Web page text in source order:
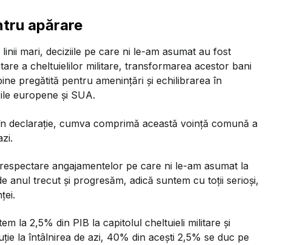
apărare
linii mari, deciziile pe care ni le-am asumat au fost
a cheltuielilor militare, transformarea acestor bani
pregătită pentru amenințări și echilibrarea în
europene și SUA.
declarație, cumva comprimă această voință comună a
angajamentelor pe care ni le-am asumat la
anul trecut și progresăm, adică suntem cu toții serioși,
la 2,5% din PIB la capitolul cheltuieli militare și
la întâlnirea de azi, 40% din acești 2,5% se duc pe